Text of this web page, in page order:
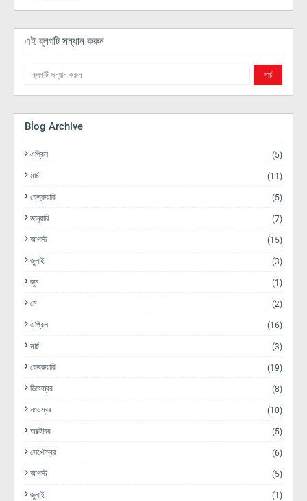
এই ব্লগটি সন্ধান করুন
Blog Archive
এপ্রিল (5)
মার্চ (11)
ফেব্রুয়ারি (5)
জানুয়ারি (7)
আগস্ট (15)
জুলাই (3)
জুন (1)
মে (2)
এপ্রিল (16)
মার্চ (3)
ফেব্রুয়ারি (19)
ডিসেম্বর (8)
নভেম্বর (10)
অক্টোবর (5)
সেপ্টেম্বর (6)
আগস্ট (5)
জুলাই (1)